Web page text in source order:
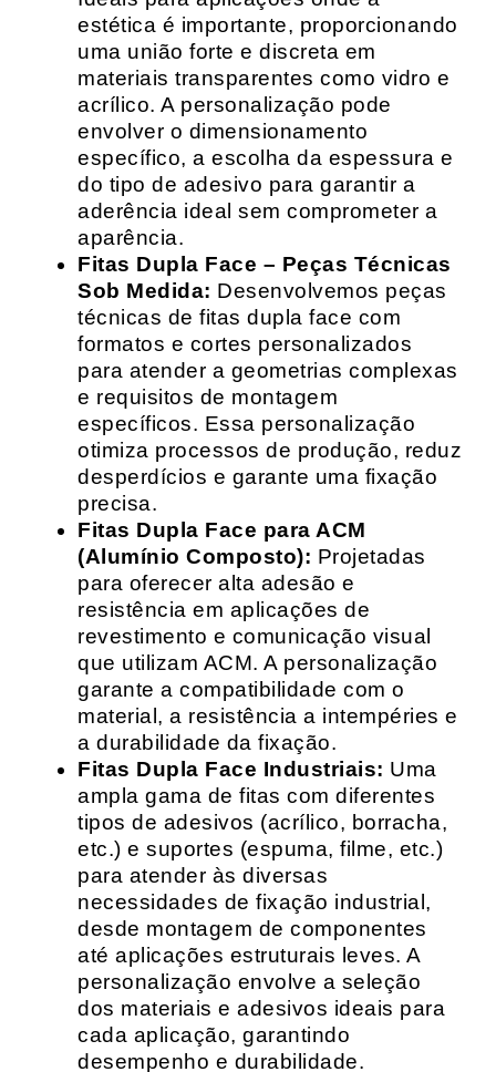
estética é importante, proporcionando
uma união forte e discreta em
materiais transparentes como vidro e
acrílico. A personalização pode
envolver o dimensionamento
específico, a escolha da espessura e
do tipo de adesivo para garantir a
aderência ideal sem comprometer a
aparência.
Fitas Dupla Face – Peças Técnicas
Sob Medida: Desenvolvemos peças
técnicas de fitas dupla face com
formatos e cortes personalizados
para atender a geometrias complexas
e requisitos de montagem
específicos. Essa personalização
otimiza processos de produção, reduz
desperdícios e garante uma fixação
precisa.
Fitas Dupla Face para ACM
(Alumínio Composto): Projetadas
para oferecer alta adesão e
resistência em aplicações de
revestimento e comunicação visual
que utilizam ACM. A personalização
garante a compatibilidade com o
material, a resistência a intempéries e
a durabilidade da fixação.
Fitas Dupla Face Industriais: Uma
ampla gama de fitas com diferentes
tipos de adesivos (acrílico, borracha,
etc.) e suportes (espuma, filme, etc.)
para atender às diversas
necessidades de fixação industrial,
desde montagem de componentes
até aplicações estruturais leves. A
personalização envolve a seleção
dos materiais e adesivos ideais para
cada aplicação, garantindo
desempenho e durabilidade.